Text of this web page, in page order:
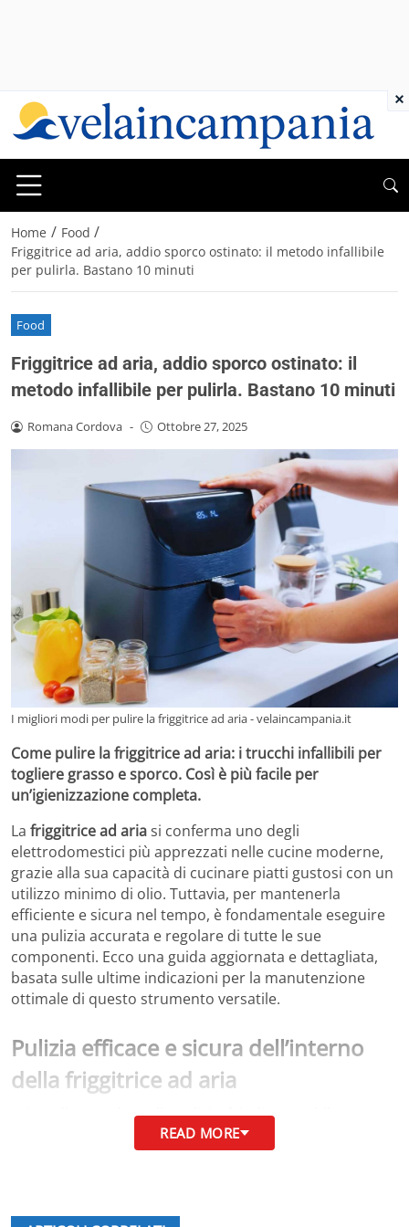
Home / Food /
Friggitrice ad aria, addio sporco ostinato: il metodo infallibile
per pulirla. Bastano 10 minuti
Food
Friggitrice ad aria, addio sporco ostinato: il
metodo infallibile per pulirla. Bastano 10 minuti
Romana Cordova - Ottobre 27, 2025
I migliori modi per pulire la friggitrice ad aria - velaincampania.it
Come pulire la friggitrice ad aria: i trucchi infallibili per
togliere grasso e sporco. Così è più facile per
un’igienizzazione completa.
La friggitrice ad ariasi conferma uno degli
elettrodomestici più apprezzati nelle cucine moderne,
grazie alla sua capacità di cucinare piatti gustosi con un
utilizzo minimo di olio. Tuttavia, per mantenerla
efficiente e sicura nel tempo, è fondamentale eseguire
una pulizia accurata e regolare di tutte le sue
componenti. Ecco una guida aggiornata e dettagliata,
basata sulle ultime indicazioni per la manutenzione
ottimale di questo strumento versatile.
Pulizia efficace e sicura dell’interno
della friggitrice ad aria
Prima di procedere alla pulizia, è indispensabile
assicurarsi che la friggitrice siacompletamente spenta,
scollegata dalla corrente e raffreddata
possono subire danni da shock termici.
READ MORE
×